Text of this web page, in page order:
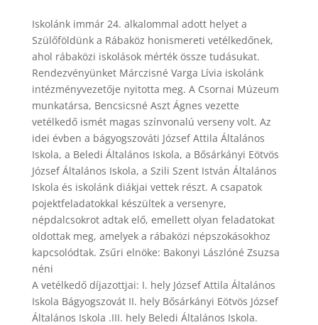
Iskolánk immár 24. alkalommal adott helyet a
Szülőföldünk a Rábaköz honismereti vetélkedőnek,
ahol rábaközi iskolások mérték össze tudásukat.
Rendezvényünket Márczisné Varga Lívia iskolánk
intézményvezetője nyitotta meg. A Csornai Múzeum
munkatársa, Bencsicsné Aszt Ágnes vezette
vetélkedő ismét magas színvonalú verseny volt. Az
idei évben a bágyogszováti József Attila Általános
Iskola, a Beledi Általános Iskola, a Bősárkányi Eötvös
József Általános Iskola, a Szili Szent István Általános
Iskola és iskolánk diákjai vettek részt. A csapatok
pojektfeladatokkal készültek a versenyre,
népdalcsokrot adtak elő, emellett olyan feladatokat
oldottak meg, amelyek a rábaközi népszokásokhoz
kapcsolódtak. Zsűri elnöke: Bakonyi Lászlóné Zsuzsa
néni
A vetélkedő díjazottjai: I. hely József Attila Általános
Iskola Bágyogszovát II. hely Bősárkányi Eötvös József
Általános Iskola .III. hely Beledi Általános Iskola.